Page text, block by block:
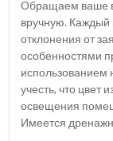
Обращаем ваше
вручную.
отклонения от
особенностями
использованием
учесть, что цвет
освещения
Имеется